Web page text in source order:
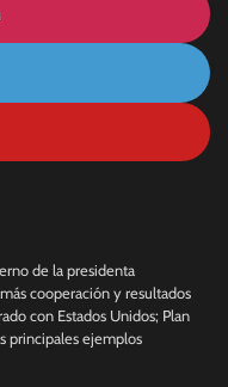
de la presidenta
cooperación y resultados
con Estados Unidos; Plan
principales ejemplos